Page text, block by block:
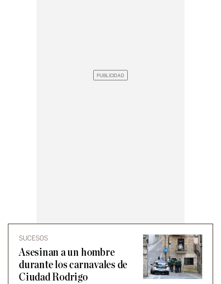
SUCESOS
Asesinan a un hombre
durante los carnavales de
Ciudad Rodrigo